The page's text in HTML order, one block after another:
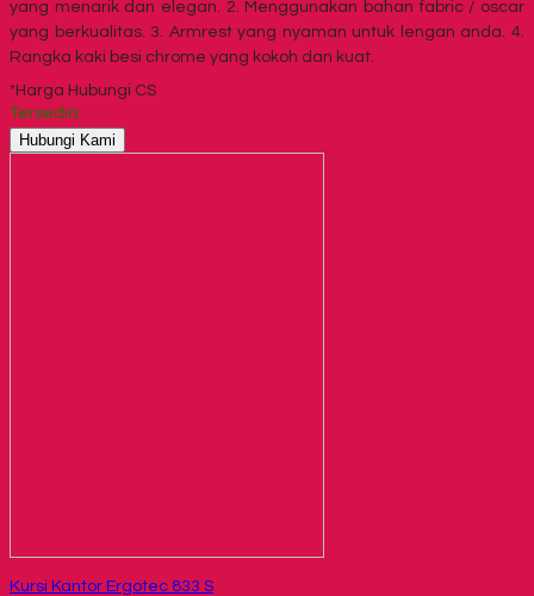
yang menarik dan elegan. 2. Menggunakan bahan fabric / oscar
yang berkualitas. 3. Armrest yang nyaman untuk lengan anda. 4.
Rangka kaki besi chrome yang kokoh dan kuat.
*Harga Hubungi CS
Tersedia
Hubungi Kami
Kursi Kantor Ergotec 833 S